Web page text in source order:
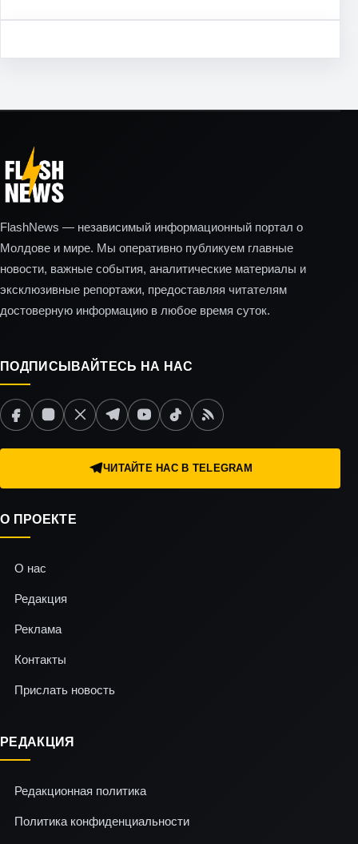
FlashNews — независимый информационный портал о
Молдове и мире. Мы оперативно публикуем главные
новости, важные события, аналитические материалы и
эксклюзивные репортажи, предоставляя читателям
достоверную информацию в любое время суток.
ПОДПИСЫВАЙТЕСЬ НА НАС
ЧИТАЙТЕ НАС В TELEGRAM
О ПРОЕКТЕ
О нас
Редакция
Реклама
Контакты
Прислать новость
РЕДАКЦИЯ
Редакционная политика
Политика конфиденциальности